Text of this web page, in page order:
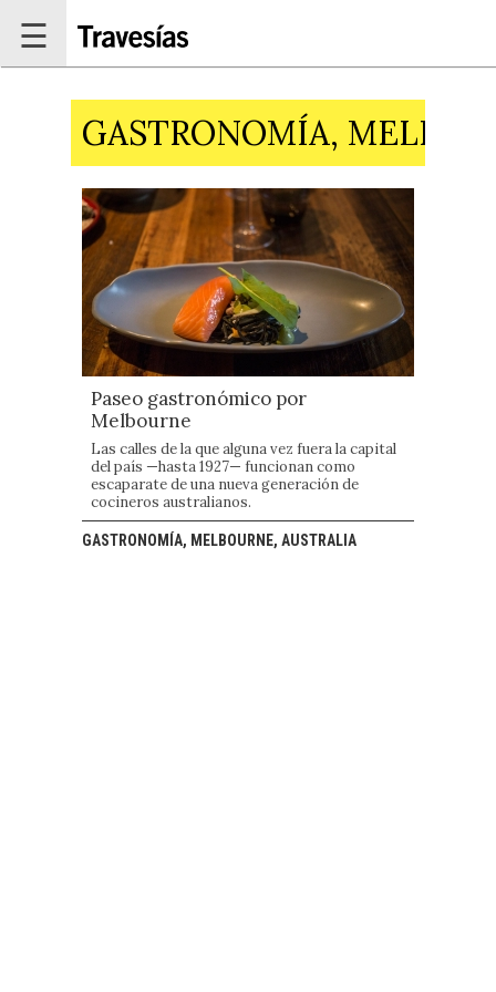
☰
GASTRONOMÍA,
Paseo gastronómico por
Melbourne
Las calles de la que alguna vez fuera la capital
del país —hasta 1927— funcionan como
escaparate de una nueva generación de
cocineros australianos.
GASTRONOMÍA, MELBOURNE, AUSTRALIA